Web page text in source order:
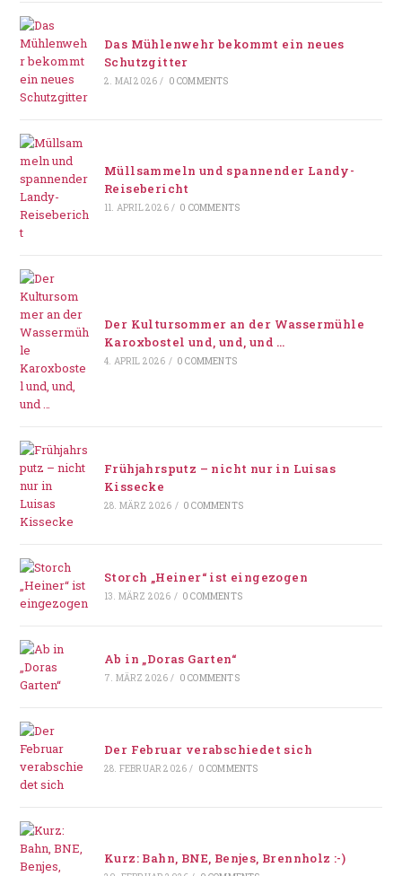
Das Mühlenwehr bekommt ein neues
Schutzgitter
2. MAI 2026 / 0 COMMENTS
Müllsammeln und spannender Landy-
Reisebericht
11. APRIL 2026 / 0 COMMENTS
Der Kultursommer an der Wassermühle
Karoxbostel und, und, und …
4. APRIL 2026 / 0 COMMENTS
Frühjahrsputz – nicht nur in Luisas
Kissecke
28. MÄRZ 2026 / 0 COMMENTS
Storch „Heiner“ ist eingezogen
13. MÄRZ 2026 / 0 COMMENTS
Ab in „Doras Garten“
7. MÄRZ 2026 / 0 COMMENTS
Der Februar verabschiedet sich
28. FEBRUAR 2026 / 0 COMMENTS
Kurz: Bahn, BNE, Benjes, Brennholz :-)